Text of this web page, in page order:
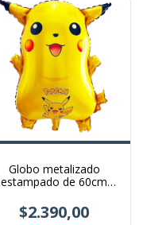
Globo metalizado
estampado de 60cm
$2.390,00